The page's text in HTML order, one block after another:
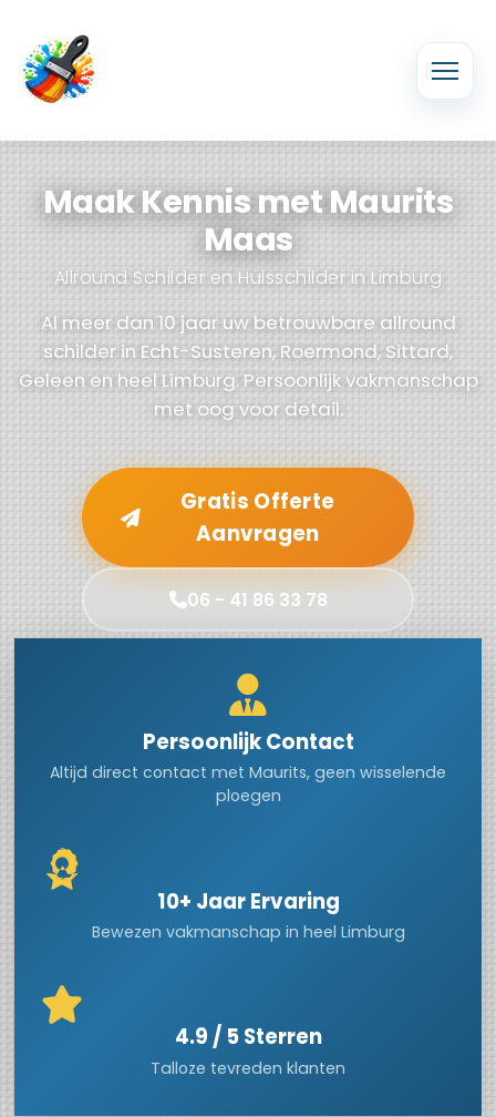
Maak Kennis met Maurits
Maas
Allround Schilder en Huisschilder in Limburg
Al meer dan 10 jaar uw betrouwbare allround
schilder in Echt-Susteren, Roermond, Sittard,
Geleen en heel Limburg. Persoonlijk vakmanschap
met oog voor detail.
Gratis Offerte
Aanvragen
06 - 41 86 33 78
Persoonlijk Contact
Altijd direct contact met Maurits, geen wisselende
ploegen
10+ Jaar Ervaring
Bewezen vakmanschap in heel Limburg
4.9 / 5 Sterren
Talloze tevreden klanten